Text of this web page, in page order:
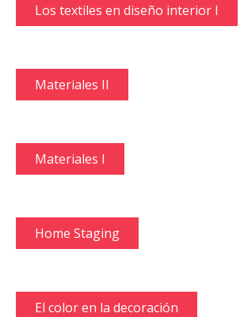
Los textiles en diseño interior I
Materiales II
Materiales I
Home Staging
El color en la decoración